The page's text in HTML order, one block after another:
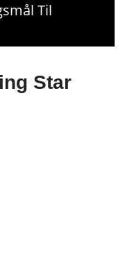
Til
Star